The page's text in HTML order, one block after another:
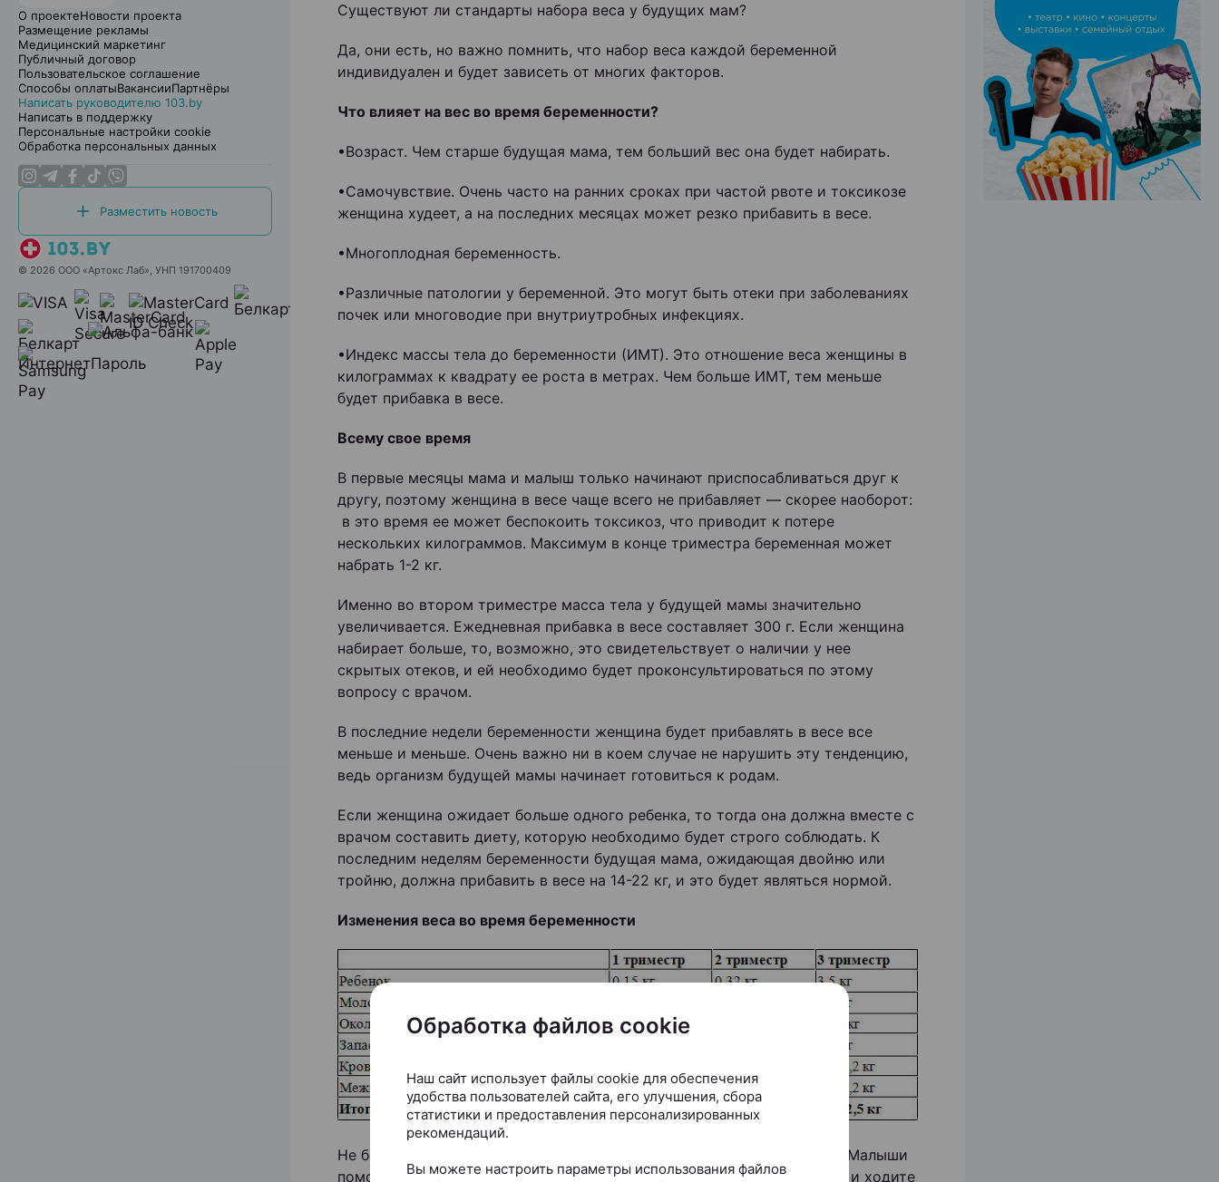
О проектеНовости проекта
Размещение рекламы
Медицинский маркетинг
Публичный договор
Пользовательское соглашение
Способы оплатыВакансииПартнёры
Написать руководителю 103.by
Написать в поддержку
Персональные настройки cookie
Обработка персональных данных
Разместить новость
© 2026 ООО «Артокс Лаб», УНП 191700409
Существуют ли стандарты набора веса у будущих мам?
Да, они есть, но важно помнить, что набор веса каждой беременной
индивидуален и будет зависеть от многих факторов.
Что влияет на вес во время беременности?
•Возраст. Чем старше будущая мама, тем больший вес она будет набирать.
•Самочувствие. Очень часто на ранних сроках при частой рвоте и токсикозе
женщина худеет, а на последних месяцах может резко прибавить в весе.
•Многоплодная беременность.
•Различные патологии у беременной. Это могут быть отеки при заболеваниях
почек или многоводие при внутриутробных инфекциях.
•Индекс массы тела до беременности (ИМТ). Это отношение веса женщины в
килограммах к квадрату ее роста в метрах. Чем больше ИМТ, тем меньше
будет прибавка в весе.
Всему свое время
В первые месяцы мама и малыш только начинают приспосабливаться друг к
другу, поэтому женщина в весе чаще всего не прибавляет — скорее наоборот:
в это время ее может беспокоить токсикоз, что приводит к потере
нескольких килограммов. Максимум в конце триместра беременная может
набрать 1-2 кг.
Именно во втором триместре масса тела у будущей мамы значительно
увеличивается. Ежедневная прибавка в весе составляет 300 г. Если женщина
набирает больше, то, возможно, это свидетельствует о наличии у нее
скрытых отеков, и ей необходимо будет проконсультироваться по этому
вопросу с врачом.
В последние недели беременности женщина будет прибавлять в весе все
меньше и меньше. Очень важно ни в коем случае не нарушить эту тенденцию,
ведь организм будущей мамы начинает готовиться к родам.
Если женщина ожидает больше одного ребенка, то тогда она должна вместе с
врачом составить диету, которую необходимо будет строго соблюдать. К
последним неделям беременности будущая мама, ожидающая двойню или
тройню, должна прибавить в весе на 14-22 кг, и это будет являться нормой.
Изменения веса во время беременности
Не бойтесь, что не сможете вернуться в форму после беременности. Малыши
помогают мамам сбросить лишний вес. Чаще берите ребенка на руки и ходите
ЭФФЕКТИВНАЯ РЕКЛАМА НА САЙТЕ
Обработка файлов cookie
Наш сайт использует файлы cookie для обеспечения
удобства пользователей сайта, его улучшения, сбора
статистики и предоставления персонализированных
рекомендаций.
Вы можете настроить параметры использования файлов